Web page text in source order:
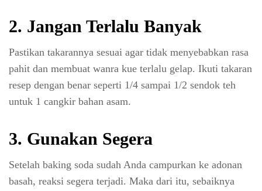
2. Jangan Terlalu Banyak
Pastikan takarannya sesuai agar tidak menyebabkan rasa
pahit dan membuat wanra kue terlalu gelap. Ikuti takaran
resep dengan benar seperti 1/4 sampai 1/2 sendok teh
untuk 1 cangkir bahan asam.
3. Gunakan Segera
Setelah baking soda sudah Anda campurkan ke adonan
basah, reaksi segera terjadi. Maka dari itu, sebaiknya